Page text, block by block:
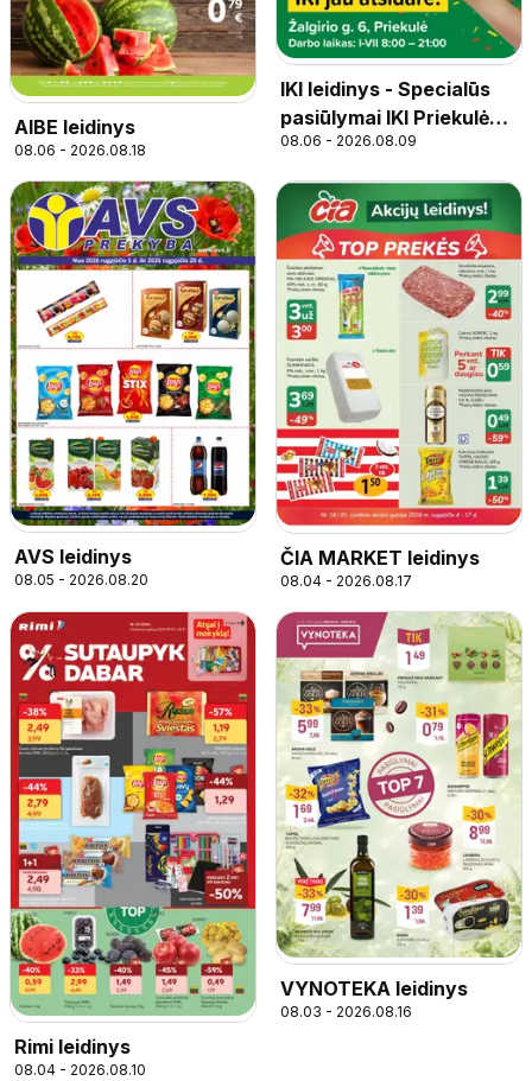
AIBE leidinys
08.06 - 2026.08.18
IKI leidinys - Specialūs
pasiūlymai IKI Priekulė
parduotuvės klientams
08.06 - 2026.08.09
AVS leidinys
08.05 - 2026.08.20
ČIA MARKET leidinys
08.04 - 2026.08.17
Rimi leidinys
08.04 - 2026.08.10
VYNOTEKA leidinys
08.03 - 2026.08.16